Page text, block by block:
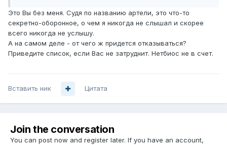
Это Вы без меня. Судя по названию артели, это что-то
секретно-оборонное, о чем я никогда не слышал и скорее
всего никогда не услышу.
А на самом деле - от чего ж придется отказываться?
Приведите список, если Вас не затруднит. Нетбиос не в счет.
Вставить ник Цитата
Join the conversation
You can post now and register later. If you have an account,